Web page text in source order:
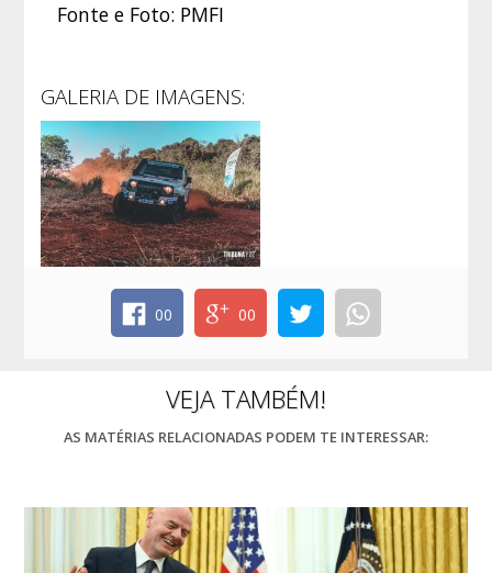
Fonte e Foto: PMFI
GALERIA DE IMAGENS:
00 00
VEJA TAMBÉM!
AS MATÉRIAS RELACIONADAS PODEM TE INTERESSAR: